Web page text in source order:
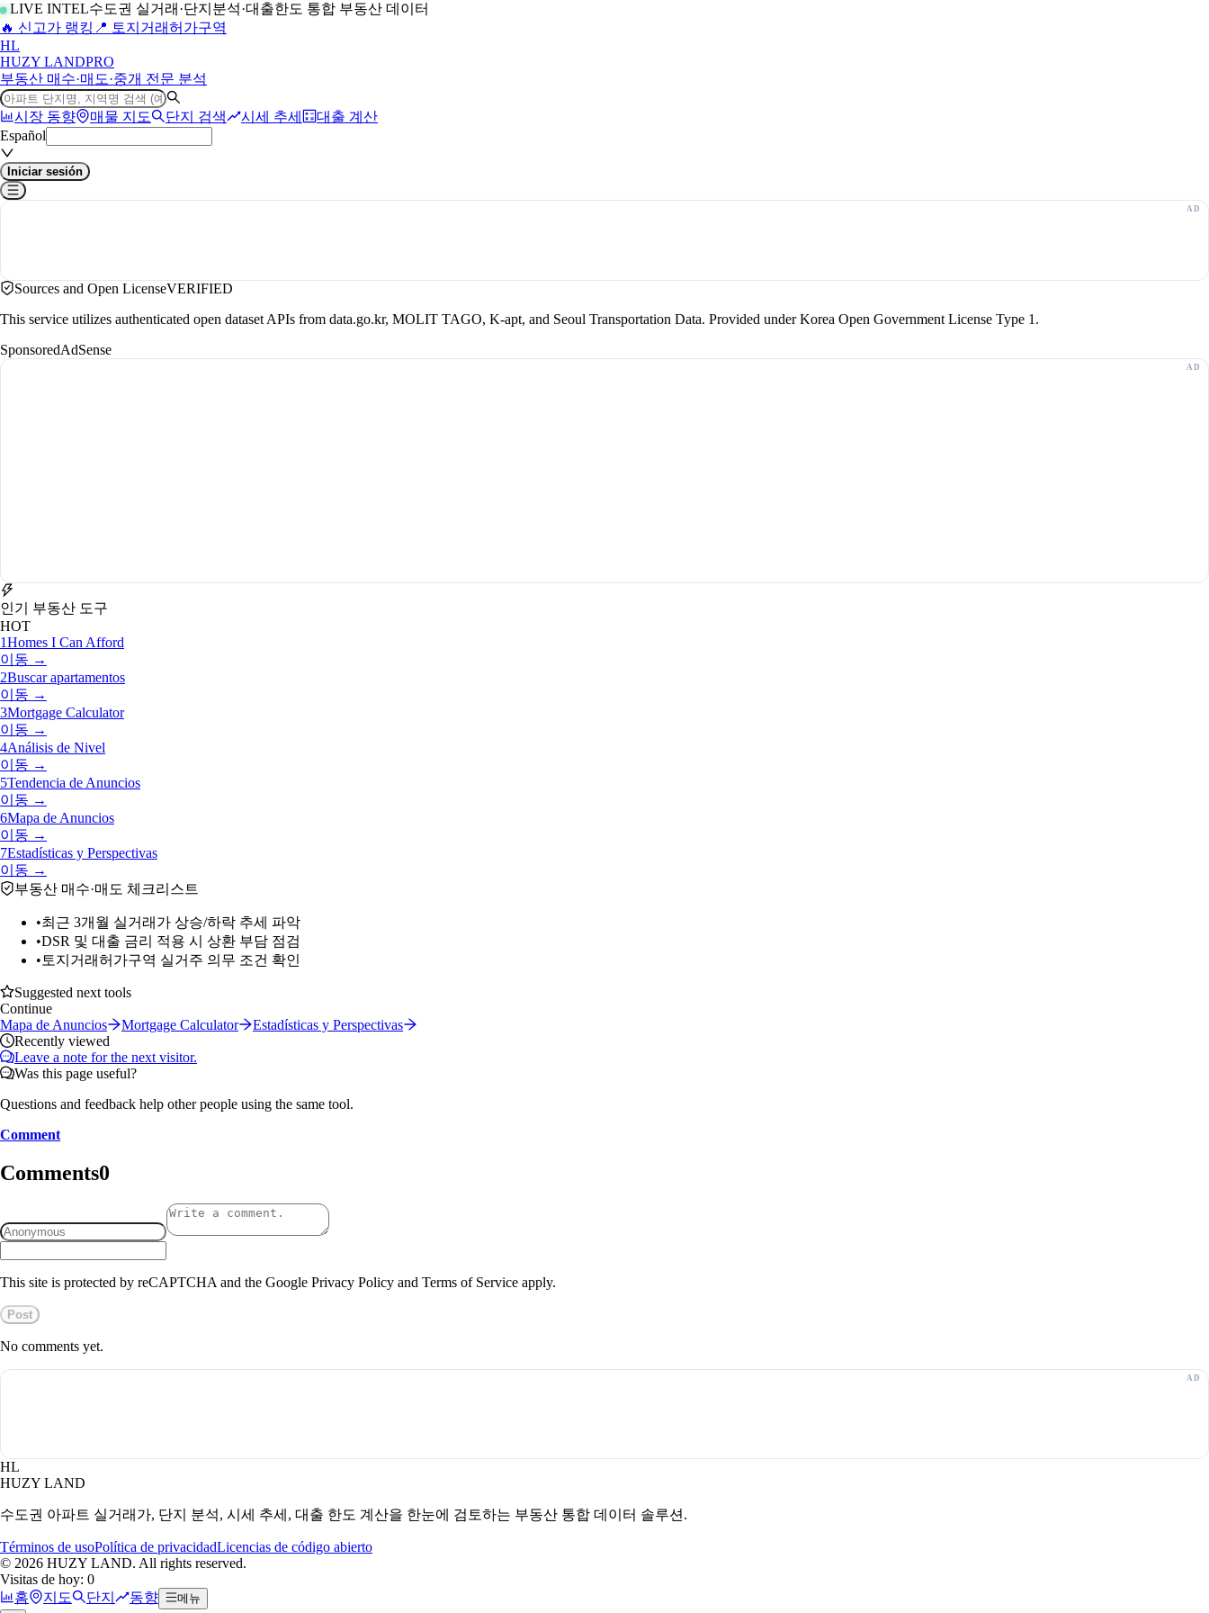
LIVE INTEL수도권 실거래·단지분석·대출한도 통합 부동산 데이터
🔥 신고가 랭킹 📍 토지거래허가구역
HL
HUZY LANDPRO
부동산 매수·매도·중개 전문 분석
시장 동향 매물 지도 단지 검색 시세 추세
대출 계산
Español
Iniciar sesión
Sources and Open LicenseVERIFIED
This service utilizes authenticated open dataset APIs from data.go.kr, MOLIT TAGO, K-apt, and Seoul Transportation Data. Provided under Korea Open Government License Type 1.
SponsoredAdSense
인기 부동산 도구
HOT
1Homes I Can Afford
이동 →
2Buscar apartamentos
이동 →
3Mortgage Calculator
이동 →
4Análisis de Nivel
이동 →
5Tendencia de Anuncios
이동 →
6Mapa de Anuncios
이동 →
7Estadísticas y Perspectivas
이동 →
부동산 매수·매도 체크리스트
•최근 3개월 실거래가 상승/하락 추세 파악
•DSR 및 대출 금리 적용 시 상환 부담 점검
• 토지거래허가구역 실거주 의무 조건 확인
Suggested next tools
Continue
Mapa de Anuncios
Mortgage Calculator
Estadísticas y Perspectivas
Recently viewed
Leave a note for the next visitor.
Was this page useful?
Questions and feedback help other people using the same tool.
Comment
Comments0
This site is protected by reCAPTCHA and the Google Privacy Policy and Terms of Service apply.
Post
No comments yet.
HL
HUZY LAND
수도권 아파트 실거래가, 단지 분석, 시세 추세, 대출 한도 계산을 한눈에 검토하는 부동산 통합 데이터 솔루션.
Términos de usoPolítica de privacidadLicencias de código abierto
© 2026 HUZY LAND. All rights reserved.
Visitas de hoy: 0
홈
지도 단지 동향 메뉴